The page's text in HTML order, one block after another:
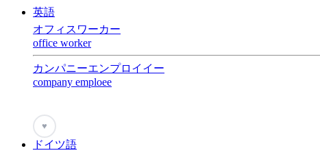
英語
オフィスワーカー
office worker
カンパニーエンプロイイー
company emploee
♥
ドイツ語